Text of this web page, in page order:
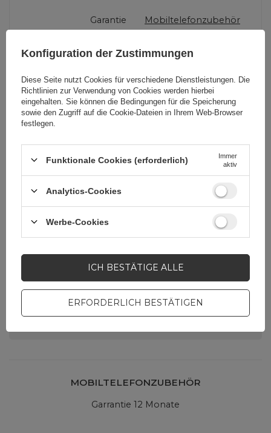
Garantie Mobiltelefonzubehör
Verpackungshöhe in
19
Verpackungslänge in
Zentimetern
8,2
Verpackungsbreite in
11
Brauchen Sie Hilfe? Haben Sie
Fragen?
Stellen Sie eine Frage,
und wir werden
umgehend antworten
und die interessantesten
Fragen und Antworten für
STELLE EINE FRAGE
MOBILTELEFONZUBEHÖR
Garrantie 12 Monate
Konfiguration der Zustimmungen
Diese Seite nutzt Cookies für verschiedene Dienstleistungen. Die
Richtlinien zur Verwendung von Cookies werden hierbei
eingehalten. Sie können die Bedingungen für die Speicherung
sowie den Zugriff auf die Cookie-Dateien in Ihrem Web-Browser
festlegen.
Funktionale Cookies (erforderlich)
Immer
aktiv
Analytics-Cookies
Werbe-Cookies
ERFORDERLICH BESTÄTIGEN
ICH BESTÄTIGE ALLE